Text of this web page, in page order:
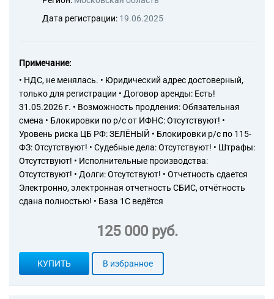
Дата регистрации: 19.06.2025
Примечание:
• НДС, не менялась. • Юридический адрес достоверный,
только для регистрации • Договор аренды: Есть!
31.05.2026 г. • Возможность продления: Обязательная
смена • Блокировки по р/с от ИФНС: Отсутствуют! •
Уровень риска ЦБ РФ: ЗЕЛЁНЫЙ • Блокировки р/с по 115-
ФЗ: Отсутствуют! • Судебные дела: Отсутствуют! • Штрафы:
Отсутствуют! • Исполнительные производства:
Отсутствуют! • Долги: Отсутствуют! • Отчетность сдается
Электронно, электронная отчетность СБИС, отчётность
сдана полностью! • База 1С ведётся
125 000 руб.
КУПИТЬ В избранное